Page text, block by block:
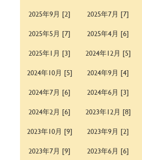
2025年9月 [2]
2025年7月 [7]
2025年5月 [7]
2025年4月 [6]
2025年1月 [3]
2024年12月 [5]
2024年10月 [5]
2024年9月 [4]
2024年7月 [6]
2024年6月 [3]
2024年2月 [6]
2023年12月 [8]
2023年10月 [9]
2023年9月 [2]
2023年7月 [9]
2023年6月 [6]